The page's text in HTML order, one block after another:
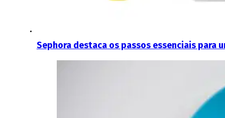
Sephora destaca os passos essenciais para